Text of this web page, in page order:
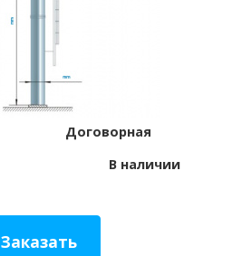
Договорная
В наличии
Заказать